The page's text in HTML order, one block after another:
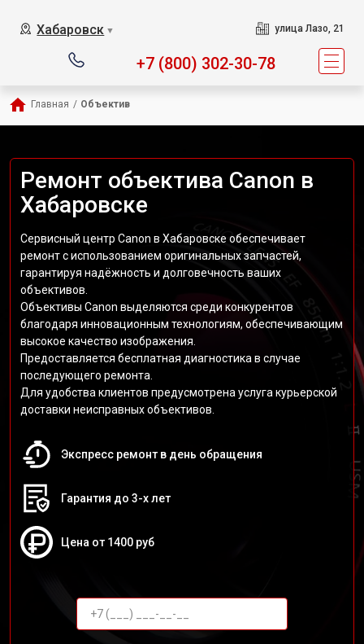
Хабаровск ▼ улица Лазо, 21
+7 (800) 302-30-78
Главная / Объектив
Ремонт объектива Canon в
Хабаровске
Сервисный центр Canon в Хабаровске обеспечивает
ремонт с использованием оригинальных запчастей,
гарантируя надёжность и долговечность ваших
объективов.
Объективы Canon выделяются среди конкурентов
благодаря инновационным технологиям, обеспечивающим
высокое качество изображения.
Предоставляется бесплатная диагностика в случае
последующего ремонта.
Для удобства клиентов предусмотрена услуга курьерской
доставки неисправных объективов.
Экспресс ремонт в день обращения
Гарантия до 3-х лет
Цена от 1400 руб